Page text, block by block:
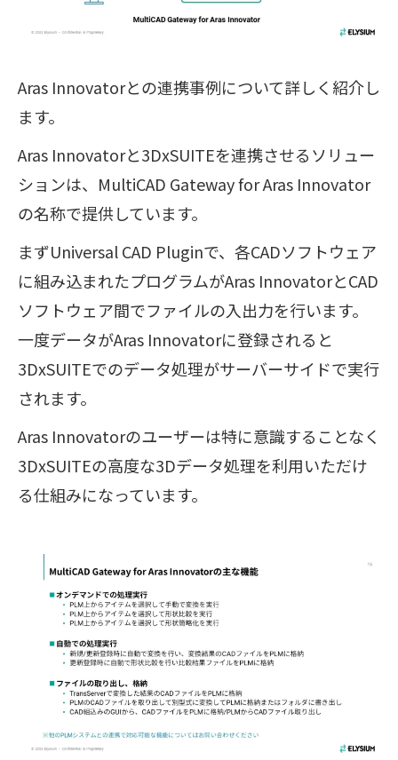
Aras Innovatorとの連携事例について詳しく紹介し
ます。
Aras Innovatorと3DxSUITEを連携させるソリュー
ションは、MultiCAD Gateway for Aras Innovator
の名称で提供しています。
まずUniversal CAD Pluginで、各CADソフトウェア
に組み込まれたプログラムがAras InnovatorとCAD
ソフトウェア間でファイルの入出力を行います。
一度データがAras Innovatorに登録されると
3DxSUITEでのデータ処理がサーバーサイドで実行
されます。
Aras Innovatorのユーザーは特に意識することなく
3DxSUITEの高度な3Dデータ処理を利用いただけ
る仕組みになっています。